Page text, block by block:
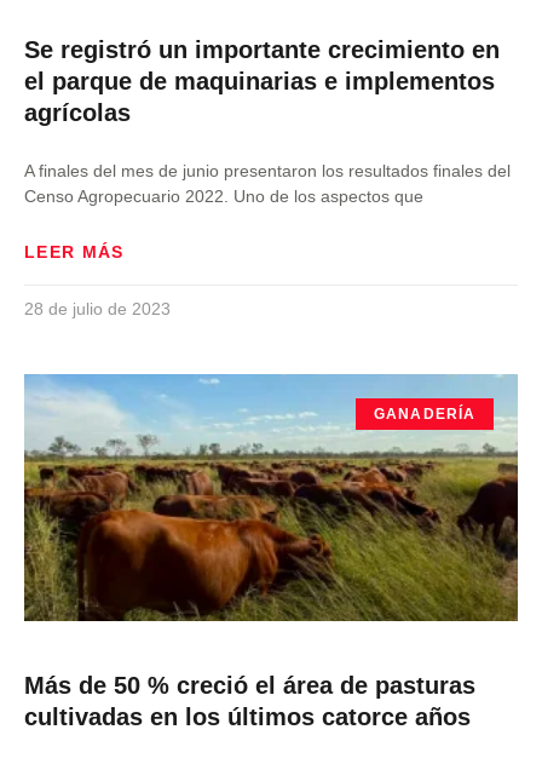
Se registró un importante crecimiento en
el parque de maquinarias e implementos
agrícolas
A finales del mes de junio presentaron los resultados finales del
Censo Agropecuario 2022. Uno de los aspectos que
LEER MÁS
28 de julio de 2023
GANADERÍA
Más de 50 % creció el área de pasturas
cultivadas en los últimos catorce años